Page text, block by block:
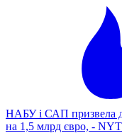
НАБУ і САП призвела
на 1,5 млрд євро, - NYT